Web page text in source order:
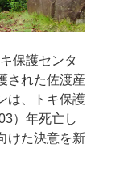
保護センタ
された佐渡産
は、トキ保護
）年死亡し
けた決意を新